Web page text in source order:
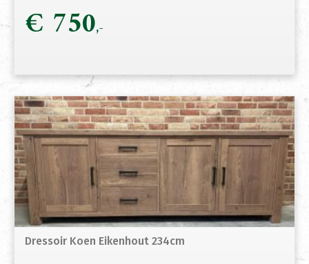
€ 750
Dressoir Koen Eikenhout 234cm